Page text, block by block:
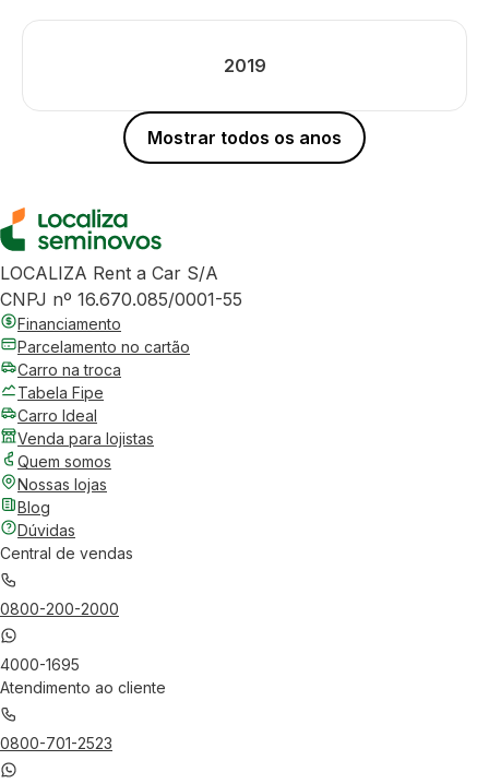
2019
Mostrar todos os anos
LOCALIZA Rent a Car S/A
CNPJ nº 16.670.085/0001-55
Financiamento
Parcelamento no cartão
Carro na troca
Tabela Fipe
Carro Ideal
Venda para lojistas
Quem somos
Nossas lojas
Blog
Dúvidas
Central de vendas
0800-200-2000
4000-1695
Atendimento ao cliente
0800-701-2523